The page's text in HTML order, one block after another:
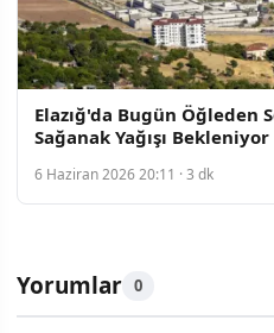
Elazığ'da Bugün Öğleden
Sağanak Yağışı Bekleniyor
6 Haziran 2026 20:11 · 3 dk
Yorumlar 0